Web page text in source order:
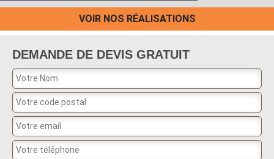
VOIR NOS RÉALISATIONS
DEMANDE DE DEVIS GRATUIT